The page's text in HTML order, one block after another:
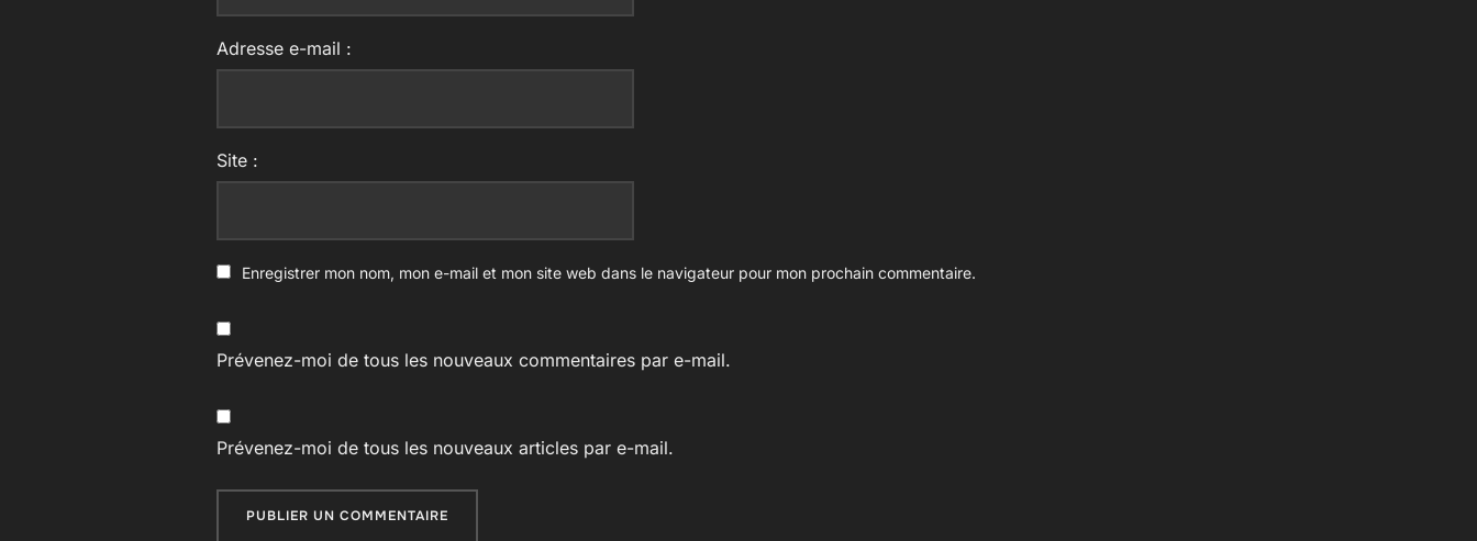
Adresse e-mail :
Site :
Enregistrer mon nom, mon e-mail et mon site web dans le navigateur pour mon prochain commentaire.
Prévenez-moi de tous les nouveaux commentaires par e-mail.
Prévenez-moi de tous les nouveaux articles par e-mail.